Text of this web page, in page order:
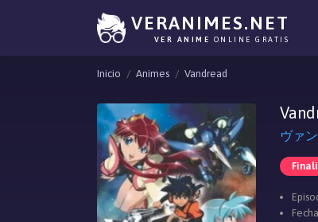
VERANIMES.NET
VER ANIME ONLINE GRATIS
Inicio Animes Vandread
ヴァ